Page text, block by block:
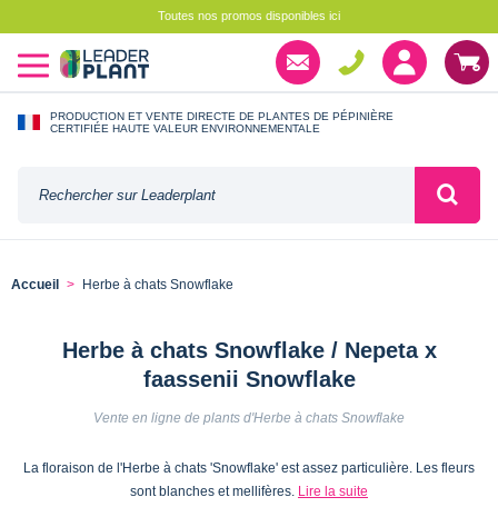
Toutes nos promos disponibles ici
PRODUCTION ET VENTE DIRECTE DE PLANTES DE PÉPINIÈRE
CERTIFIÉE HAUTE VALEUR ENVIRONNEMENTALE
Accueil Herbe à chats Snowflake
Herbe à chats Snowflake / Nepeta x
faassenii Snowflake
Vente en ligne de plants d'Herbe à chats Snowflake
La floraison de l'Herbe à chats 'Snowflake' est assez particulière. Les fleurs
sont blanches et mellifères. Lire la suite